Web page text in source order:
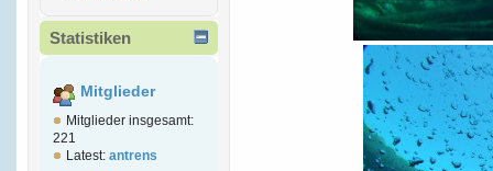
Statistiken
Mitglieder
Mitglieder insgesamt:
221
Latest: antrens